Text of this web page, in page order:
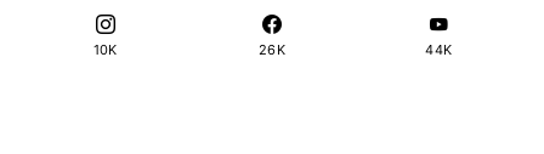
10K 26K 44K